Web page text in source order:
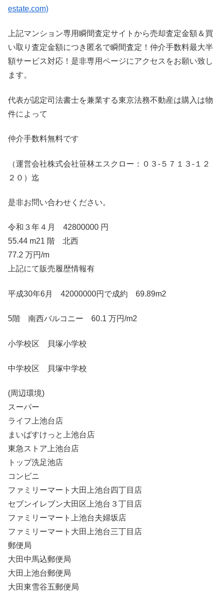
estate.com)
上記マンション専用瞬間査定サイトから売却査定金額＆買
い取り査定金額につき匿名で瞬間査定！仲介手数料最大半
額サービス対応！是非専用ページにアクセスをお願い致し
ます。
代表が認定司法書士を兼業する東京法務不動産は購入は物
件によって
仲介手数料無料です
（運営会社株式会社笹林エスクロー：０３-５７１３-１２
２０）迄
是非お問い合わせください。
令和３年４月 42800000 円
55.44 m21 階 北西
77.2 万円/m
上記にて販売履歴情報有
平成30年6月 42000000円で成約 69.89m2
5階 南西バルコニー 60.1 万円/m2
小学校区 貝塚小学校
中学校区 貝塚中学校
(周辺環境)
スーパー
ライフ上池台店
まいばすけっと上池台店
東急ストア上池台店
トップ洗足池店
コンビニ
ファミリーマート大田上池台四丁目店
セブンイレブン大田区上池台３丁目店
ファミリーマート上池台夫婦坂店
ファミリーマート大田上池台三丁目店
郵便局
大田中馬込郵便局
大田上池台郵便局
大田東雪谷五郵便局